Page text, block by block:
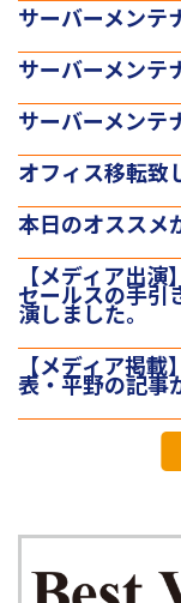
サーバーメンテ
サーバーメンテ
サーバーメンテ
オフィス移転致
本日のオススメ
【メディア出
セールスの手引
演しました。
【メディア掲
表・平野の記事